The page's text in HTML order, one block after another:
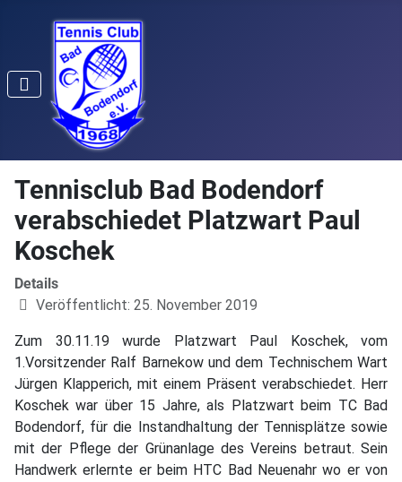
Tennisclub Bad Bodendorf
verabschiedet Platzwart Paul
Koschek
Details
Veröffentlicht: 25. November 2019
Zum 30.11.19 wurde Platzwart Paul Koschek, vom
1.Vorsitzender Ralf Barnekow und dem Technischem Wart
Jürgen Klapperich, mit einem Präsent verabschiedet. Herr
Koschek war über 15 Jahre, als Platzwart beim TC Bad
Bodendorf, für die Instandhaltung der Tennisplätze sowie
mit der Pflege der Grünanlage des Vereins betraut. Sein
Handwerk erlernte er beim HTC Bad Neuenahr wo er von